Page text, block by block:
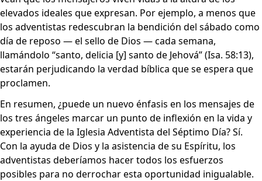
elevados ideales que expresan. Por ejemplo, a menos que
los adventistas redescubran la bendición del sábado como
día de reposo — el sello de Dios — cada semana,
llamándolo “santo, delicia [y] santo de Jehová” (Isa. 58:13),
estarán perjudicando la verdad bíblica que se espera que
proclamen.
En resumen, ¿puede un nuevo énfasis en los mensajes de
los tres ángeles marcar un punto de inflexión en la vida y
experiencia de la Iglesia Adventista del Séptimo Día? Sí.
Con la ayuda de Dios y la asistencia de su Espíritu, los
adventistas deberíamos hacer todos los esfuerzos
posibles para no derrochar esta oportunidad inigualable.